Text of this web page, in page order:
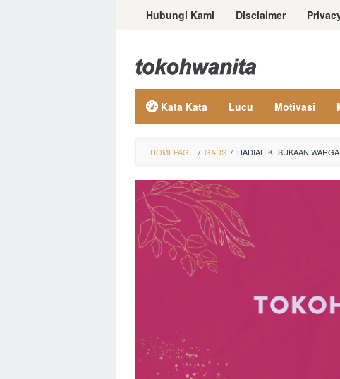
LoncatHubungi Kami Disclaimer
Kata Kata Lucu Motivasi
HOMEPAGE / GADS / HADIAH KESUKAAN